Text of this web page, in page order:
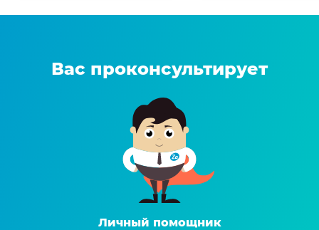
Вас проконсультирует
Личный помощник